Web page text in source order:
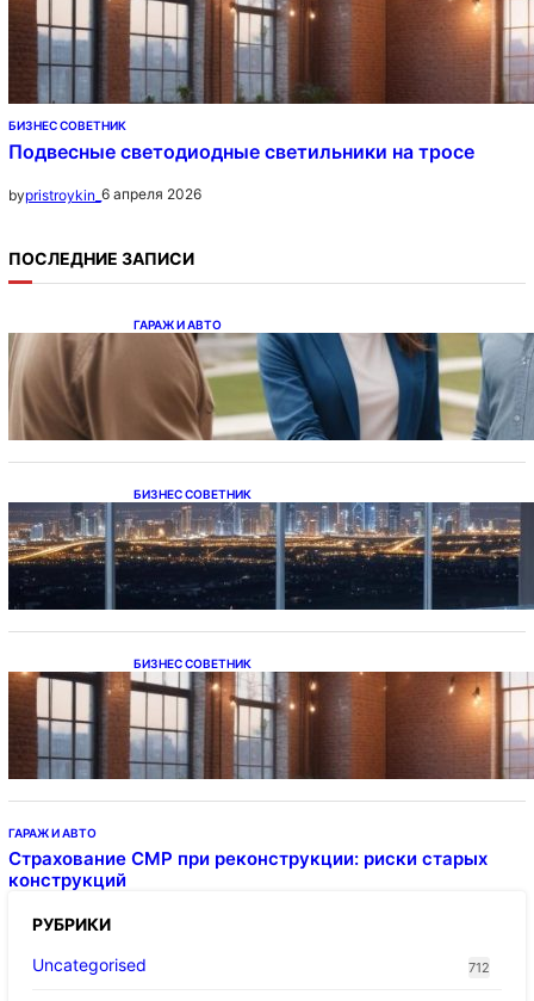
БИЗНЕС СОВЕТНИК
Подвесные светодиодные светильники на тросе
bypristroykin_ 6 апреля 2026
ПОСЛЕДНИЕ ЗАПИСИ
ГАРАЖ И АВТО
Ипотека на новостройки при оформлении
напрямую у застройщика
БИЗНЕС СОВЕТНИК
Каталог светодиодных светильников и
LED-освещения в Казахстане
БИЗНЕС СОВЕТНИК
Подвесные светодиодные светильники на
ГАРАЖ И АВТО
Страхование СМР при реконструкции: риски старых
конструкций
РУБРИКИ
Uncategorised
712